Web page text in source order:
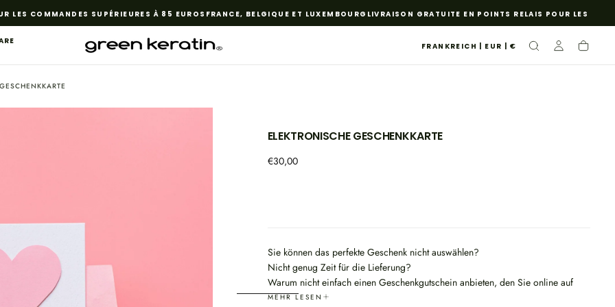
COMMANDES SUPÉRIEURES À 85 EUROSFRANCE, BELGIQUE ET LUXEMBOURGLIVRAISON GRATUITE EN POINTS RELAIS POUR LES
FRANKREICH | EUR | €
ELEKTRONISCHE GESCHENKKARTE
Regulärer
€30,00
Sie können das perfekte Geschenk nicht auswählen?
Nicht genug Zeit für die Lieferung?
Warum nicht einfach einen Geschenkgutschein anbieten, den Sie online auf
www.greenkeratin.fr ausgeben können
MEHR LESEN